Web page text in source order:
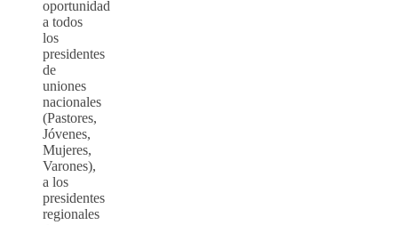
oportunidad
a todos
los
presidentes
de
uniones
nacionales
(Pastores,
Jóvenes,
Mujeres,
Varones),
a los
presidentes
regionales